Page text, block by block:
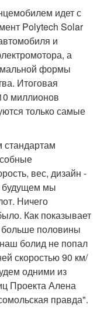
идет с
Polytech Solar
и
а
формы
Итоговая
миллионов
только самые
вес, дизайн -
будущем мы
Ничего
Как показывает
больше половины
болид не попал
скоростью 90 км/
одними из
Проекта Алена
правда".